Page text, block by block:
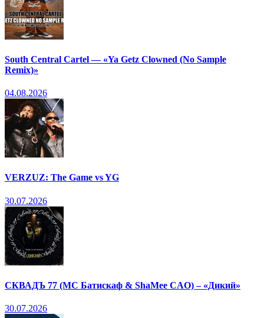
South Central Cartel — «Ya Getz Clowned (No Sample
Remix)»
04.08.2026
VERZUZ: The Game vs YG
30.07.2026
СКВАДЪ 77 (МС Батискаф & ShaMee CAO) – «Дикий»
30.07.2026